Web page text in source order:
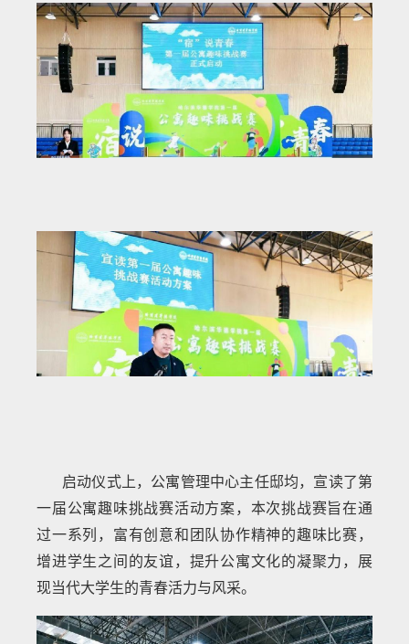
启动仪式上，公寓管理中心主任邸均，宣读了第
一届公寓趣味挑战赛活动方案，本次挑战赛旨在通
过一系列，富有创意和团队协作精神的趣味比赛，
增进学生之间的友谊，提升公寓文化的凝聚力，展
现当代大学生的青春活力与风采。